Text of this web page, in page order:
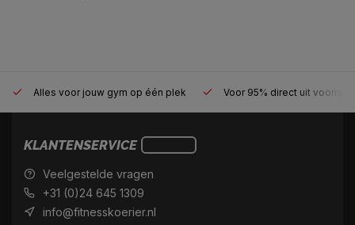
Alles voor jouw gym op één plek Voor 95% direct uit
KLANTENSERVICE
Veelgestelde vragen
+31 (0)24 645 1309
info@fitnesskoerier.nl